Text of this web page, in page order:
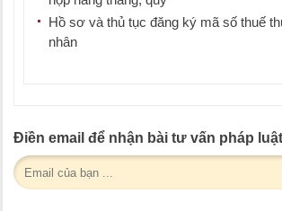
Hồ sơ và thủ tục đăng ký mã số thuế
nhân
Điền email để nhận bài tư vấn pháp